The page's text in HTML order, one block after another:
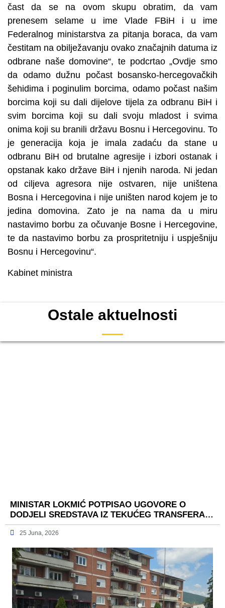
čast da se na ovom skupu obratim, da vam
prenesem selame u ime Vlade FBiH i u ime
Federalnog ministarstva za pitanja boraca, da vam
čestitam na obilježavanju ovako značajnih datuma iz
odbrane naše domovine“, te podcrtao „Ovdje smo
da odamo dužnu počast bosansko-hercegovačkih
šehidima i poginulim borcima, odamo počast našim
borcima koji su dali dijelove tijela za odbranu BiH i
svim borcima koji su dali svoju mladost i svima
onima koji su branili državu Bosnu i Hercegovinu. To
je generacija koja je imala zadaću da stane u
odbranu BiH od brutalne agresije i izbori ostanak i
opstanak kako države BiH i njenih naroda. Ni jedan
od ciljeva agresora nije ostvaren, nije uništena
Bosna i Hercegovina i nije uništen narod kojem je to
jedina domovina. Zato je na nama da u miru
nastavimo borbu za očuvanje Bosne i Hercegovine,
te da nastavimo borbu za prospritetniju i uspješniju
Bosnu i Hercegovinu“.
Kabinet ministra
Ostale aktuelnosti
MINISTAR LOKMIĆ POTPISAO UGOVORE O
DODJELI SREDSTAVA IZ TEKUĆEG TRANSFERA…
25 Juna, 2026